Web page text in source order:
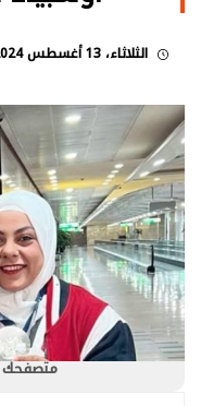
الثلاثاء، 13 أغسطس 2024 11:41 م
متصفحك